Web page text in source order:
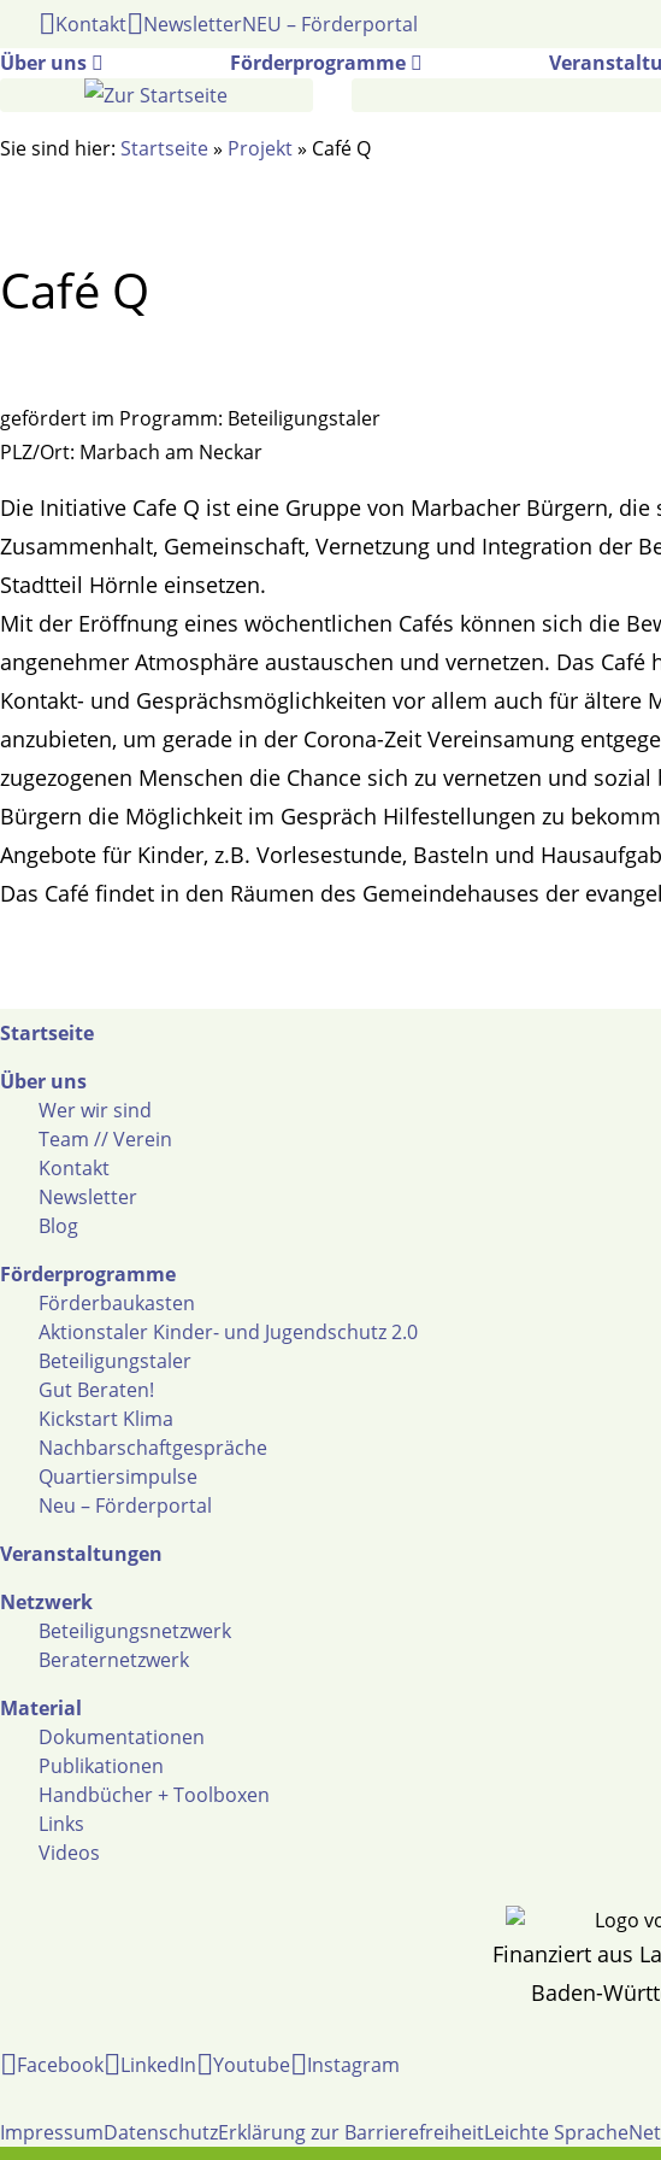
Gehe
Inhalt
Kontakt NewsletterNEU – Förderportal
Über uns
Förderprogramme
Sie sind hier: Startseite» Projekt» Café Q
Café Q
gefördert im Programm: Beteiligungstaler
PLZ/Ort: Marbach am Neckar
Die Initiative Cafe Q ist eine Gruppe von Marbacher Bürgern, die
Zusammenhalt, Gemeinschaft, Vernetzung und Integration der
Stadtteil Hörnle einsetzen.
Mit der Eröffnung eines wöchentlichen Cafés können sich die
angenehmer Atmosphäre austauschen und vernetzen. Das Café
Kontakt- und Gesprächsmöglichkeiten vor allem auch für ältere
anzubieten, um gerade in der Corona-Zeit Vereinsamung
zugezogenen Menschen die Chance sich zu vernetzen und
Bürgern die Möglichkeit im Gespräch Hilfestellungen zu
Angebote für Kinder, z.B. Vorlesestunde, Basteln und
Das Café findet in den Räumen des Gemeindehauses der
Startseite
Über uns
Wer wir sind
Team // Verein
Kontakt
Newsletter
Blog
Förderprogramme
Förderbaukasten
Aktionstaler Kinder- und Jugendschutz 2.0
Beteiligungstaler
Gut Beraten!
Kickstart Klima
Nachbarschaftgespräche
Quartiersimpulse
Neu – Förderportal
Veranstaltungen
Netzwerk
Beteiligungsnetzwerk
Beraternetzwerk
Material
Dokumentationen
Publikationen
Handbücher + Toolboxen
Links
Videos
Finanziert aus
Baden-
Facebook LinkedIn Youtube Instagram
ImpressumDatenschutzErklärung zur BarrierefreiheitLeichte Sprache